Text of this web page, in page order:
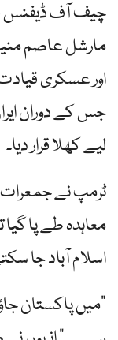
چیف آف ڈیفنس
مارشل عاصم منیر
اور عسکری
جس کے دوران
لیے کھلا قرار دیا۔
ٹرمپ نے جمعرات
معاہدہ طے پا
اسلام آباد جا
"میں پاکستان